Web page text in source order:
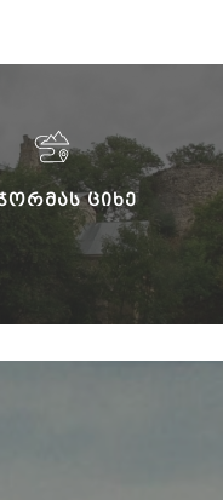
ᲪᲘᲮᲔ